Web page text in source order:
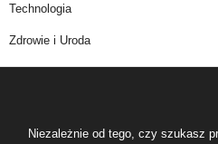
Technologia
Zdrowie i Uroda
Niezależnie od tego, czy szukasz